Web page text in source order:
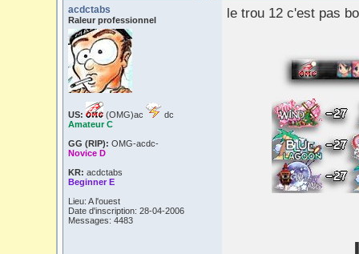
acdctabs
Raleur professionnel
US: (OMG)ac
dc
Amateur C
GG (RIP): OMG-acdc-
Novice D
KR: acdctabs
Beginner E
Lieu: A l'ouest
Date d'inscription: 28-04-2006
Messages: 4483
le trou 12 c'est pas